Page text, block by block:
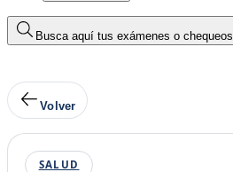
Busca aquí tus exámenes o chequeos
Volver
SALUD